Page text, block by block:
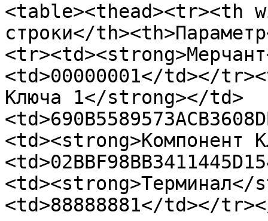
<table><thead><tr><th
строки</
<td>00000001</td></
Ключа 1</strong></td>
<td><strong>Компонент
<td>88888881</td></